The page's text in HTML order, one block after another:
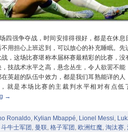
强争夺战，时间安排得很好，都是在休息
用担心上班迟到，可以放心的补充睡眠。先
，这场比赛堪称本届杯赛最精彩的比赛，没
技战术水平之高，悬念丛生，令人欲罢不能
在英超的队伍中效力，都是我们耳熟能详的人
就是本场比赛的主裁判水平相对有点低
→
Ronaldo, Kylian Mbappé, Lionel Messi,
斗牛士军团 , 曼联,格子军团 , 欧洲红魔,淘汰赛,